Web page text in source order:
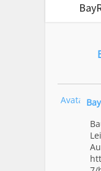
Avatar